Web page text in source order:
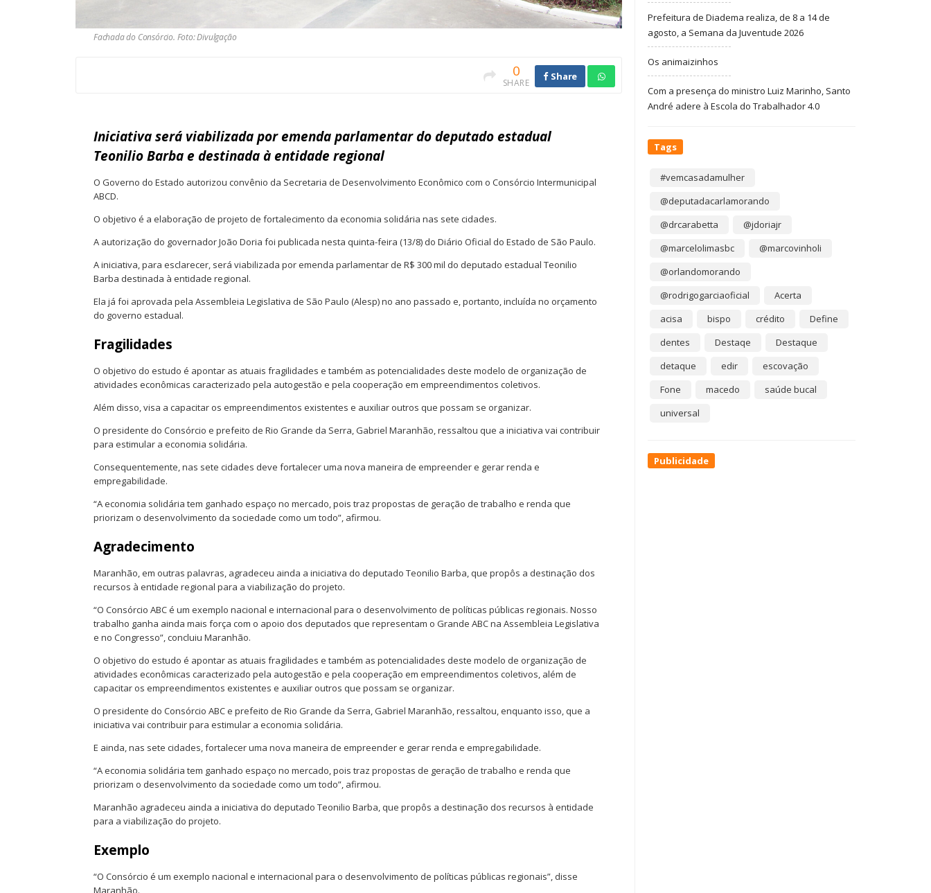
Fachada do Consórcio. Foto: Divulgação
0
SHARE
Share
Iniciativa será viabilizada por emenda parlamentar do deputado estadual
Teonilio Barba e destinada à entidade regional
O Governo do Estado autorizou convênio da Secretaria de Desenvolvimento Econômico com o Consórcio Intermunicipal
ABCD.
O objetivo é a elaboração de projeto de fortalecimento da economia solidária nas sete cidades.
A autorização do governador João Doria foi publicada nesta quinta-feira (13/8) do Diário Oficial do Estado de São Paulo.
A iniciativa, para esclarecer, será viabilizada por emenda parlamentar de R$ 300 mil do deputado estadual Teonilio
Barba destinada à entidade regional.
Ela já foi aprovada pela Assembleia Legislativa de São Paulo (Alesp) no ano passado e, portanto, incluída no orçamento
do governo estadual.
Fragilidades
O objetivo do estudo é apontar as atuais fragilidades e também as potencialidades deste modelo de organização de
atividades econômicas caracterizado pela autogestão e pela cooperação em empreendimentos coletivos.
Além disso, visa a capacitar os empreendimentos existentes e auxiliar outros que possam se organizar.
O presidente do Consórcio e prefeito de Rio Grande da Serra, Gabriel Maranhão, ressaltou que a iniciativa vai contribuir
para estimular a economia solidária.
Consequentemente, nas sete cidades deve fortalecer uma nova maneira de empreender e gerar renda e
empregabilidade.
“A economia solidária tem ganhado espaço no mercado, pois traz propostas de geração de trabalho e renda que
priorizam o desenvolvimento da sociedade como um todo”, afirmou.
Agradecimento
Maranhão, em outras palavras, agradeceu ainda a iniciativa do deputado Teonilio Barba, que propôs a destinação dos
recursos à entidade regional para a viabilização do projeto.
“O Consórcio ABC é um exemplo nacional e internacional para o desenvolvimento de políticas públicas regionais. Nosso
trabalho ganha ainda mais força com o apoio dos deputados que representam o Grande ABC na Assembleia Legislativa
e no Congresso”, concluiu Maranhão.
O objetivo do estudo é apontar as atuais fragilidades e também as potencialidades deste modelo de organização de
atividades econômicas caracterizado pela autogestão e pela cooperação em empreendimentos coletivos, além de
capacitar os empreendimentos existentes e auxiliar outros que possam se organizar.
O presidente do Consórcio ABC e prefeito de Rio Grande da Serra, Gabriel Maranhão, ressaltou, enquanto isso, que a
iniciativa vai contribuir para estimular a economia solidária.
E ainda, nas sete cidades, fortalecer uma nova maneira de empreender e gerar renda e empregabilidade.
“A economia solidária tem ganhado espaço no mercado, pois traz propostas de geração de trabalho e renda que
priorizam o desenvolvimento da sociedade como um todo”, afirmou.
Maranhão agradeceu ainda a iniciativa do deputado Teonilio Barba, que propôs a destinação dos recursos à entidade
para a viabilização do projeto.
Exemplo
“O Consórcio é um exemplo nacional e internacional para o desenvolvimento de políticas públicas regionais”, disse
Maranhão.
Prefeitura de Diadema realiza, de 8 a 14 de
agosto, a Semana da Juventude 2026
Os animaizinhos
Com a presença do ministro Luiz Marinho, Santo
André adere à Escola do Trabalhador 4.0
Tags
#vemcasadamulher
@deputadacarlamorando
@drcarabetta
@jdoriajr
@marcelolimasbc
@marcovinholi
@orlandomorando
@rodrigogarciaoficial
Acerta
acisa
bispo crédito
Define
dentes
Destaqe
Destaque
detaque
edir
escovação
Fone
macedo
saúde bucal
universal
Publicidade